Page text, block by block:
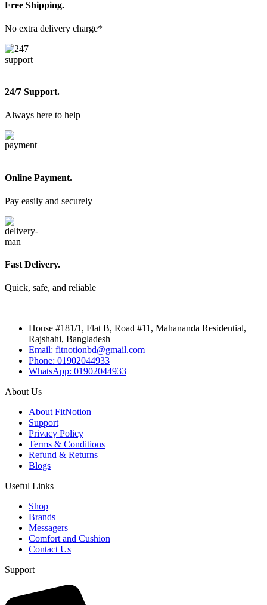
Free Shipping.
No extra delivery charge*
24/7 Support.
Always here to help
Online Payment.
Pay easily and securely
Fast Delivery.
Quick, safe, and reliable
House #181/1, Flat B, Road #11, Mahananda Residential,
Rajshahi, Bangladesh
Email: fitnotionbd@gmail.com
Phone: 01902044933
WhatsApp: 01902044933
About Us
About FitNotion
Support
Privacy Policy
Terms & Conditions
Refund & Returns
Blogs
Useful Links
Shop
Brands
Messagers
Comfort and Cushion
Contact Us
Support